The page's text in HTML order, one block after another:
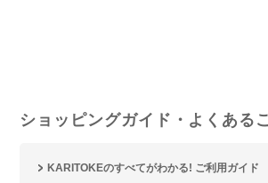
ショッピングガイド・よくある
KARITOKEのすべてがわかる! ご利用ガイド